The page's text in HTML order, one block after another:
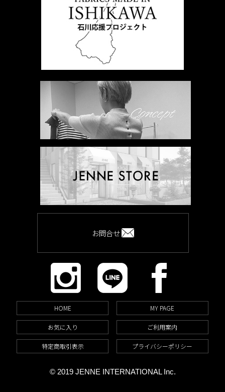
お問合せ
HOME MY PAGE
お気に入り ご利用案内
特定商取引表示 プライバシーポリシー
© 2019 JENNE INTERNATIONAL Inc.